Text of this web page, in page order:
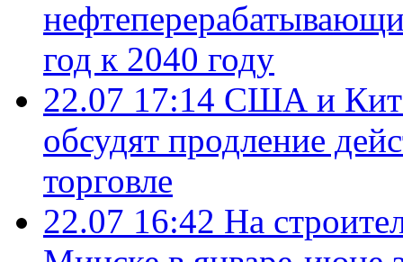
год к 2040 году
22.07 17:14 США и
обсудят продление
торговле
22.07 16:42 На